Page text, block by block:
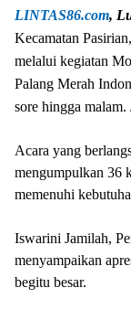
LINTAS86.com,
Kecamatan
melalui kegiatan
Palang Merah
sore hingga
Acara yang
mengumpulkan 36
memenuhi
Iswarini Jamilah,
menyampaikan
begitu besar.